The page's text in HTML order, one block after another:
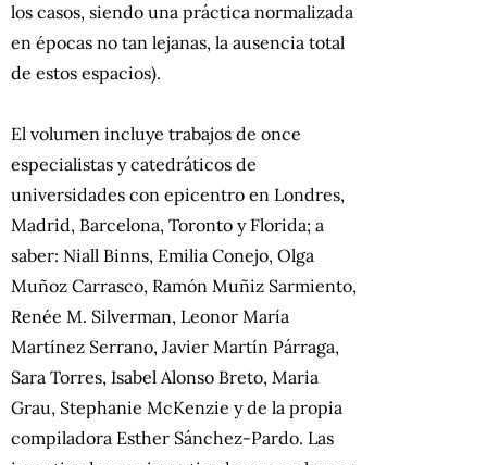
los casos, siendo una práctica normalizada
en épocas no tan lejanas, la ausencia total
de estos espacios).
El volumen incluye trabajos de once
especialistas y catedráticos de
universidades con epicentro en Londres,
Madrid, Barcelona, Toronto y Florida; a
saber: Niall Binns, Emilia Conejo, Olga
Muñoz Carrasco, Ramón Muñiz Sarmiento,
Renée M. Silverman, Leonor María
Martínez Serrano, Javier Martín Párraga,
Sara Torres, Isabel Alonso Breto, Maria
Grau, Stephanie McKenzie y de la propia
compiladora Esther Sánchez-Pardo. Las